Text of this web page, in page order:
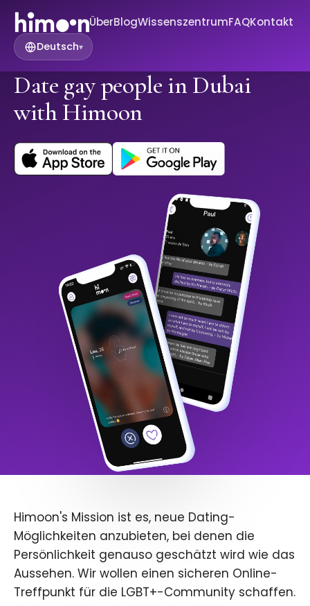
ÜberBlogWissenszentrumFAQKontakt
Deutsch▾
Date gay people in Dubai
with Himoon
Himoon's Mission ist es, neue Dating-
Möglichkeiten anzubieten, bei denen die
Persönlichkeit genauso geschätzt wird wie das
Aussehen. Wir wollen einen sicheren Online-
Treffpunkt für die LGBT+-Community schaffen.